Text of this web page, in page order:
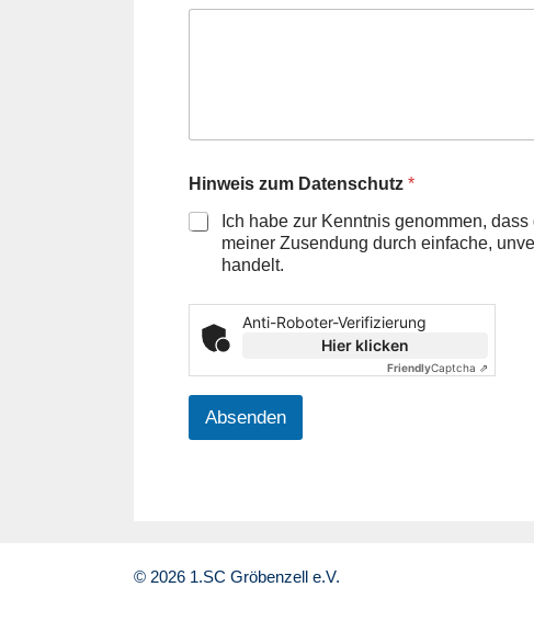
Hinweis zum Datenschutz *
Ich habe zur Kenntnis genommen,
meiner Zusendung durch einfache,
handelt.
Anti-Roboter-Verifizierung
Hier klicken
FriendlyCaptcha ⇗
Absenden
© 2026 1.SC Gröbenzell e.V.